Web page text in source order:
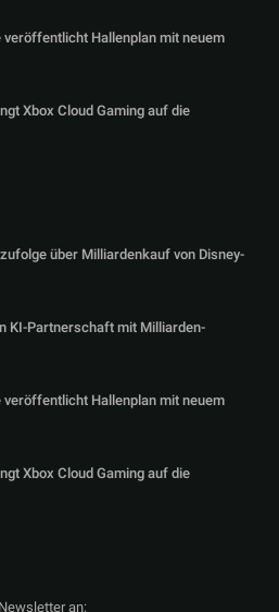
Hallenplan mit neuem
Xbox Cloud Gaming auf die
über Milliardenkauf von Disney-
KI-Partnerschaft mit Milliarden-
Hallenplan mit neuem
Xbox Cloud Gaming auf die
an: